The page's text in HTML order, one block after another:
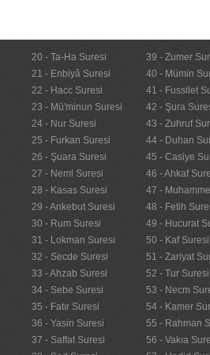
20 - Ta-Ha Suresi
21 - Enbiyâ Suresi
22 - Hacc Suresi
23 - Mü'minun Suresi
24 - Nur Suresi
25 - Furkan Suresi
26 - Şuara Suresi
27 - Neml Suresi
28 - Kasas Suresi
29 - Ankebut Suresi
30 - Rum Suresi
31 - Lokman Suresi
32 - Secde Suresi
33 - Ahzab Suresi
34 - Sebe Suresi
35 - Fatır Suresi
36 - Yasin Suresi
37 - Saffat Suresi
39 - Zumer
40 - Mümin
41 - Fussilet
42 - Şura
43 - Zuhruf
44 - Duhan
45 - Casiye
46 - Ahkaf
47 -
48 - Fetih
49 - Hucurat
50 - Kaf Suresi
51 - Zariyat
52 - Tur Suresi
53 - Necm
54 - Kamer
55 - Rahman
56 - Vakıa